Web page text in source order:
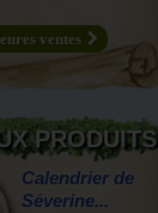
ventes
PRODUITS
Calendrier de
Séverine...